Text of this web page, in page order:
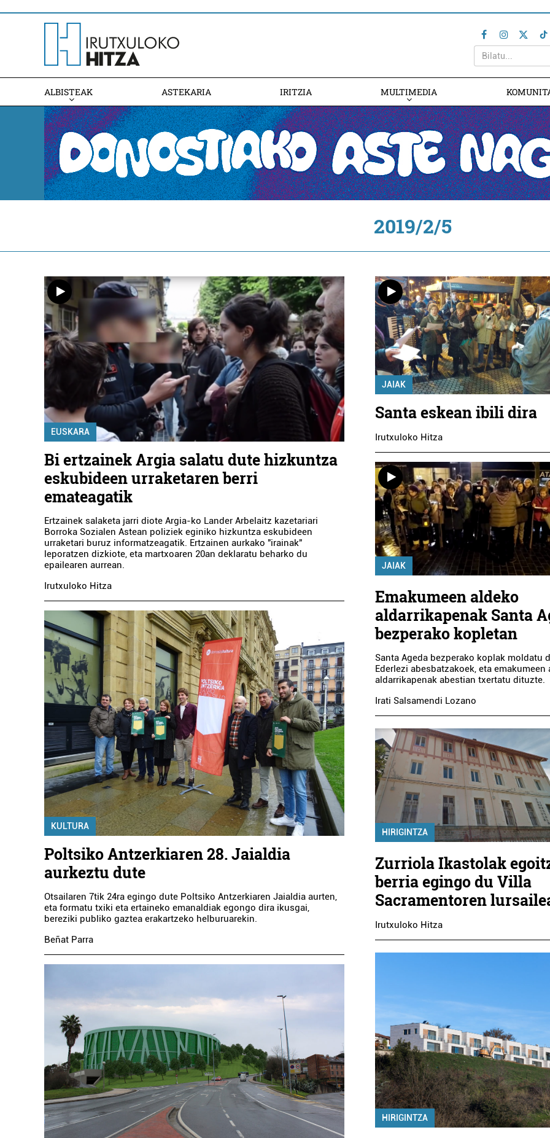
ALBISTEAK ASTEKARIA IRITZIA MULTIMEDIA
2019/2/5
EUSKARA
Bi ertzainek Argia salatu dute hizkuntza
eskubideen urraketaren berri
emateagatik
Ertzainek salaketa jarri diote Argia-ko Lander Arbelaitz kazetariari
Borroka Sozialen Astean poliziek eginiko hizkuntza eskubideen
urraketari buruz informatzeagatik. Ertzainen aurkako "irainak"
leporatzen dizkiote, eta martxoaren 20an deklaratu beharko du
epailearen aurrean.
Irutxuloko Hitza
KULTURA
Poltsiko Antzerkiaren 28. Jaialdia
aurkeztu dute
Otsailaren 7tik 24ra egingo dute Poltsiko Antzerkiaren Jaialdia aurten,
eta formatu txiki eta ertaineko emanaldiak egongo dira ikusgai,
bereziki publiko gaztea erakartzeko helburuarekin.
Beñat Parra
JAIAK
Santa eskean ibili dira
Irutxuloko Hitza
JAIAK
Emakumeen aldeko
aldarrikapenak Santa
bezperako kopletan
Santa Ageda bezperako koplak moldatu
Ederlezi abesbatzakoek, eta emakumeen
aldarrikapenak abestian txertatu dituzte.
Irati Salsamendi Lozano
HIRIGINTZA
Zurriola Ikastolak
berria egingo du Villa
Sacramentoren
Irutxuloko Hitza
HIRIGINTZA